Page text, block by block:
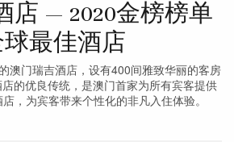
店 — 2020金榜榜单
最佳酒店
澳门瑞吉酒店，设有400间雅致华丽的客房
的优良传统，是澳门首家为所有宾客提供
，为宾客带来个性化的非凡入住体验。